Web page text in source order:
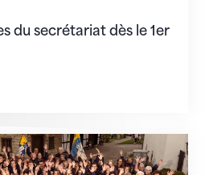
du secrétariat dès le 1er
une évidence